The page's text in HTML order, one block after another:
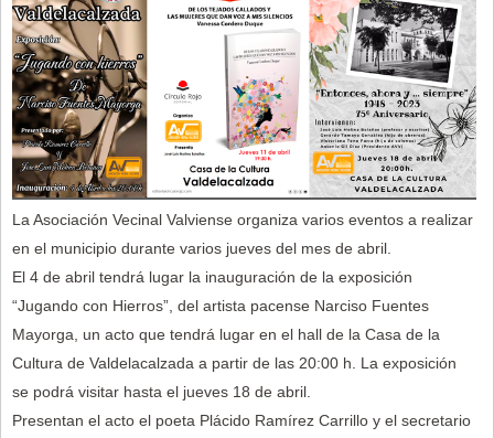
La Asociación Vecinal Valviense organiza varios eventos a realizar
en el municipio durante varios jueves del mes de abril.
El 4 de abril tendrá lugar la inauguración de la exposición
“Jugando con Hierros”, del artista pacense Narciso Fuentes
Mayorga, un acto que tendrá lugar en el hall de la Casa de la
Cultura de Valdelacalzada a partir de las 20:00 h. La exposición
se podrá visitar hasta el jueves 18 de abril.
Presentan el acto el poeta Plácido Ramírez Carrillo y el secretario